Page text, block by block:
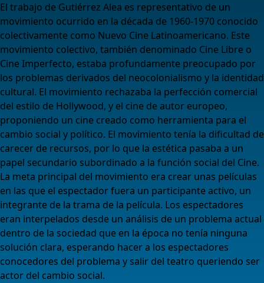
El trabajo de Gutiérrez Alea es representativo de un
movimiento ocurrido en la década de 1960-1970 conocido
colectivamente como Nuevo Cine Latinoamericano. Este
movimiento colectivo, también denominado Cine Libre o
Cine Imperfecto, estaba profundamente preocupado por
los problemas derivados del neocolonialismo y la identidad
cultural. El movimiento rechazaba la perfección comercial
del estilo de Hollywood, y el cine de autor europeo,
proponiendo un cine creado como herramienta para el
cambio social y político. El movimiento tenía la dificultad de
carecer de recursos, por lo que la estética pasaba a un
papel secundario subordinado a la función social del Cine.
La meta principal del movimiento era crear unas películas
en las que el espectador fuera un participante activo, un
integrante de la trama de la película. Los espectadores
eran interpelados desde un análisis de un problema actual
dentro de la sociedad que en la época no tenía ninguna
solución clara, esperando hacer a los espectadores
conocedores del problema y salir del teatro queriendo ser
actor del cambio social.